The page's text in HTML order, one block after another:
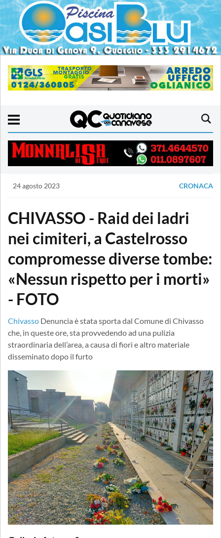
24 agosto 2023 CRONACA
CHIVASSO - Raid dei ladri
nei cimiteri, a Castelrosso
compromesse diverse tombe:
«Nessun rispetto per i morti»
- FOTO
Chivasso Denuncia è stata sporta dal Comune di Chivasso
che, in queste ore, sta provvedendo ad una pulizia
straordinaria dell’area, a causa di fiori e altro materiale
disseminato dopo il furto